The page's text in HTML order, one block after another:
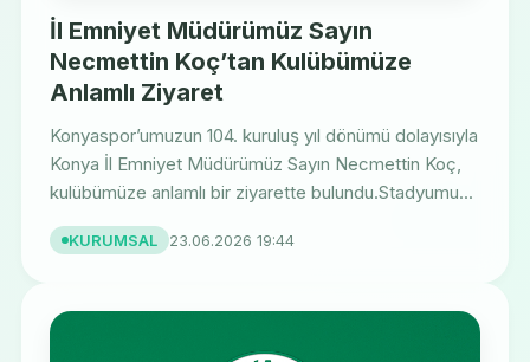
İl Emniyet Müdürümüz Sayın
Necmettin Koç’tan Kulübümüze
Anlamlı Ziyaret
Konyaspor’umuzun 104. kuruluş yıl dönümü dolayısıyla
Konya İl Emniyet Müdürümüz Sayın Necmettin Koç,
kulübümüze anlamlı bir ziyarette bulundu.Stadyumu...
KURUMSAL 23.06.2026 19:44